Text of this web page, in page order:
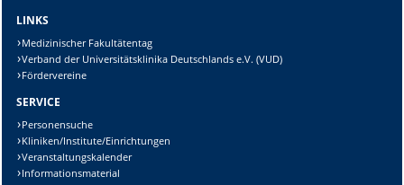
LINKS
Medizinischer Fakultätentag
Verband der Universitätsklinika Deutschlands e.V. (VUD)
Fördervereine
SERVICE
Personensuche
Kliniken/Institute/Einrichtungen
Veranstaltungskalender
Informationsmaterial